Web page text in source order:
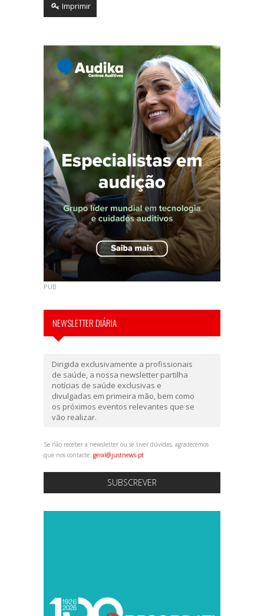
Imprimir
PUB
NEWSLETTER DIÁRIA
Dirigida exclusivamente a profissionais
de saúde, a nossa newsletter partilha
notícias de saúde exclusivas e
divulgadas em primeira mão, bem como
os próximos eventos relevantes que se
vão realizar.
Se não receber a newsletter ou se tiver dúvidas, agradecemos
que nos contacte: geral@justnews.pt
SUBSCREVER